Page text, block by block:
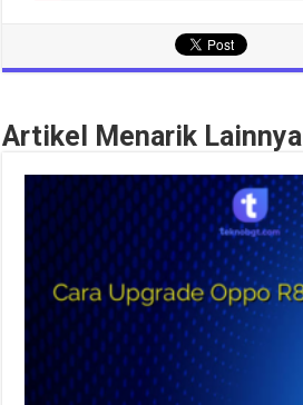
Artikel Menarik Lainnya